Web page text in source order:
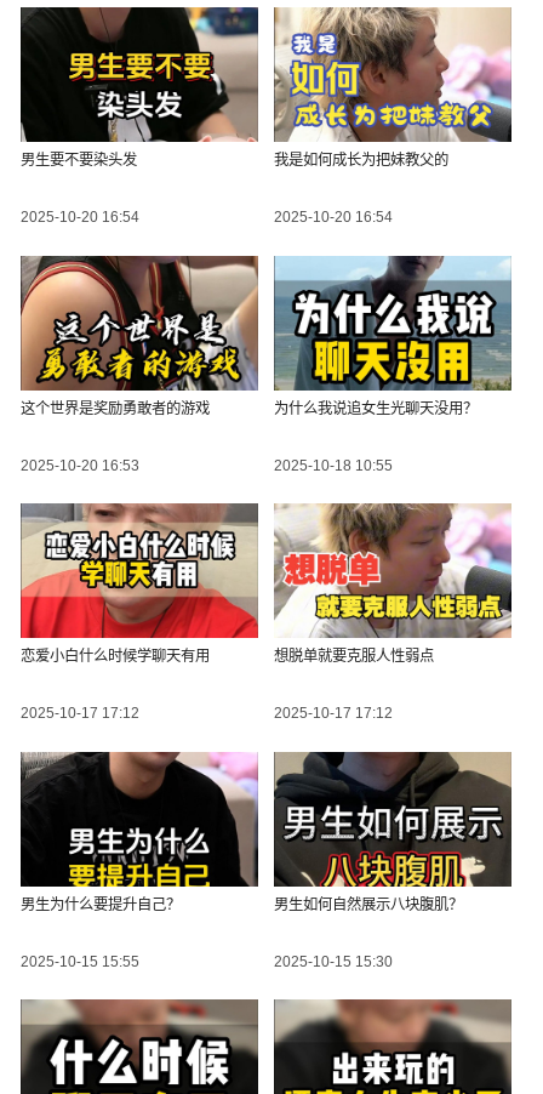
男生要不要染头发
2025-10-20 16:54
我是如何成长为把妹教父的
2025-10-20 16:54
这个世界是奖励勇敢者的游戏
2025-10-20 16:53
为什么我说追女生光聊天没用？
2025-10-18 10:55
恋爱小白什么时候学聊天有用
2025-10-17 17:12
想脱单就要克服人性弱点
2025-10-17 17:12
男生为什么要提升自己？
2025-10-15 15:55
男生如何自然展示八块腹肌？
2025-10-15 15:30